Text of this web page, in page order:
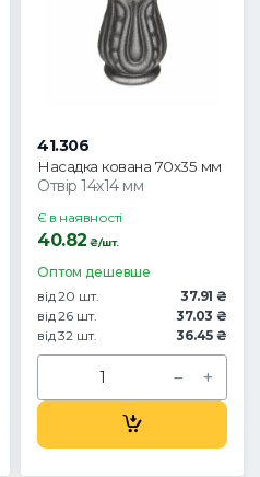
41.306
Насадка кована 70х35 мм
Отвір 14х14 мм
Є в наявності
40.82 ₴/шт.
Оптом дешевше
від 20 шт.
37.91 ₴
від 26 шт.
37.03 ₴
від 32 шт.
36.45 ₴